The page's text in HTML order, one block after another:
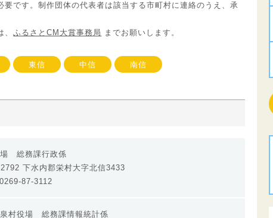
要です。制作団体の代表者は該当する市町村に連絡のうえ、承
、ふるさとCM大賞事務局 までお願いします。
東信 中信 南信
総務課行政係
下水内郡栄村大字北信3433
87-3112
泉村役場 総務課情報統計係